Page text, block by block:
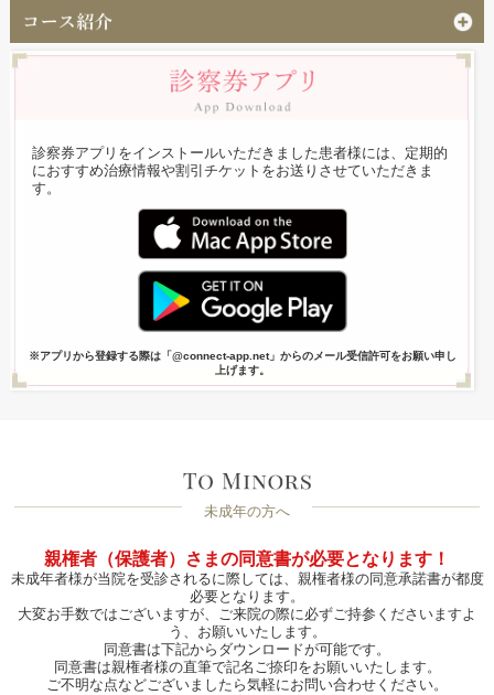
診察券アプリをインストールいただきました患者様には、定期的
におすすめ治療情報や割引チケットをお送りさせていただきま
す。
※アプリから登録する際は「@connect-app.net」からのメール受信許可をお願い申し
上げます。
未成年の方へ
親権者（保護者）さまの同意書が必要となります！
未成年者様が当院を受診されるに際しては、親権者様の同意承諾書が都度
必要となります。
大変お手数ではございますが、ご来院の際に必ずご持参くださいますよ
う、お願いいたします。
同意書は下記からダウンロードが可能です。
同意書は親権者様の直筆で記名ご捺印をお願いいたします。
ご不明な点などございましたら気軽にお問い合わせください。